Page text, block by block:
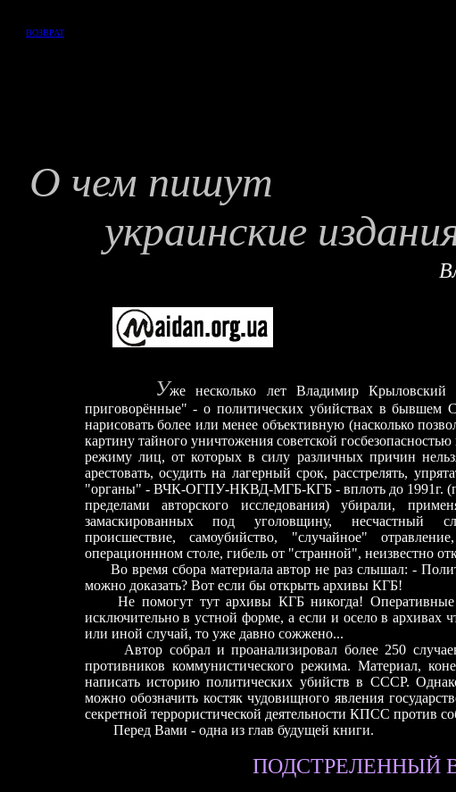
ВОЗВРАТ
О чем
украинские
Уже несколько лет Владимир Крыловский
приговорённые" - о политических убийствах в бывшем
нарисовать более или менее объективную (насколько
картину тайного уничтожения советской
режиму лиц, от которых в силу различных причин
арестовать, осудить на лагерный срок, расстрелять,
"органы" - ВЧК-ОГПУ-НКВД-МГБ-КГБ - вплоть до 1991г.
пределами авторского исследования) убирали,
замаскированных под уголовщину, несчастный
происшествие, самоубийство, "случайное"
операционнном столе, гибель от "странной", неизвестно
Во время сбора материала автор не раз слышал: -
можно доказать? Вот если бы открыть архивы КГБ!
Не помогут тут архивы КГБ никогда! Оперативные
исключительно в устной форме, а если и осело в архивах
или иной случай, то уже давно сожжено...
Автор собрал и проанализировал более 250
противников коммунистического режима. Материал,
написать историю политических убийств в СССР.
можно обозначить костяк чудовищного явления
секретной террористической деятельности КПСС против
Перед Вами - одна из глав будущей книги.
ПОДСТРЕЛЕННЫЙ